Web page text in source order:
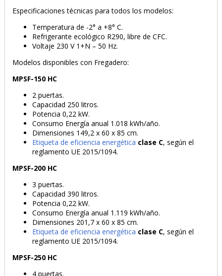
PRODUCTO AÑADIDO AL CARRITO
Especificaciones técnicas para todos los modelos:
Temperatura de -2° a +8° C.
Refrigerante ecológico R290, libre de CFC.
Voltaje 230 V 1+N – 50 Hz.
Modelos disponibles con Fregadero:
MPSF-150 HC
2 puertas.
Capacidad 250 litros.
Potencia 0,22 kW.
Consumo Energía anual 1.018 kWh/año.
Dimensiones 149,2 x 60 x 85 cm.
Etiqueta de eficiencia energética clase C, según el
reglamento UE 2015/1094.
MPSF-200 HC
3 puertas.
Capacidad 390 litros.
Potencia 0,22 kW.
Consumo Energía anual 1.119 kWh/año.
Dimensiones 201,7 x 60 x 85 cm.
Etiqueta de eficiencia energética clase C, según el
reglamento UE 2015/1094.
MPSF-250 HC
4 puertas.